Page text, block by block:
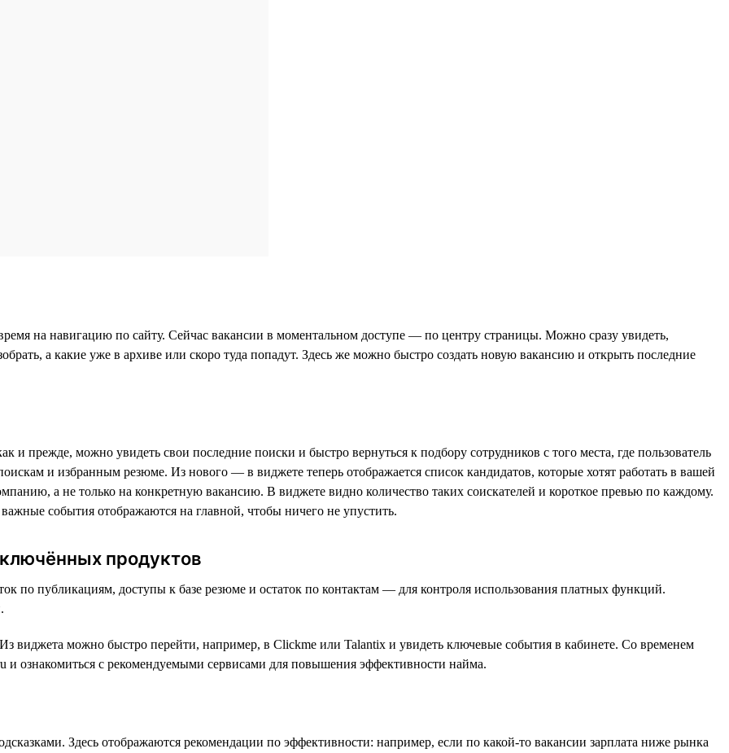
на навигацию по сайту. Сейчас вакансии в моментальном доступе — по центру страницы. Можно сразу увидеть,
а какие уже в архиве или скоро туда попадут. Здесь же можно быстро создать новую вакансию и открыть последние
и прежде, можно увидеть свои последние поиски и быстро вернуться к подбору сотрудников с того места, где пользователь
и избранным резюме. Из нового — в виджете теперь отображается список кандидатов, которые хотят работать в вашей
а не только на конкретную вакансию. В виджете видно количество таких соискателей и короткое превью по каждому.
события отображаются на главной, чтобы ничего не упустить.
продуктов
по публикациям, доступы к базе резюме и остаток по контактам — для контроля использования платных функций.
виджета можно быстро перейти, например, в Clickme или Talantix и увидеть ключевые события в кабинете. Со временем
и ознакомиться с рекомендуемыми сервисами для повышения эффективности найма.
Здесь отображаются рекомендации по эффективности: например, если по какой-то вакансии зарплата ниже рынка